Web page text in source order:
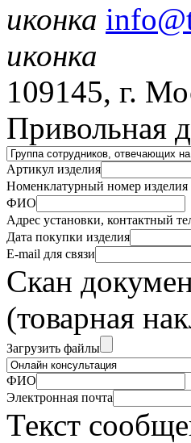
иконка
иконка
109145, г.
Привольная
Артикул изделия
Номенклатурный номер изделия
ФИО
Адрес установки, контактный
Дата покупки изделия
E-mail для связи
Скан
(товарная
Загрузить файлы
ФИО
Электронная почта
Текст